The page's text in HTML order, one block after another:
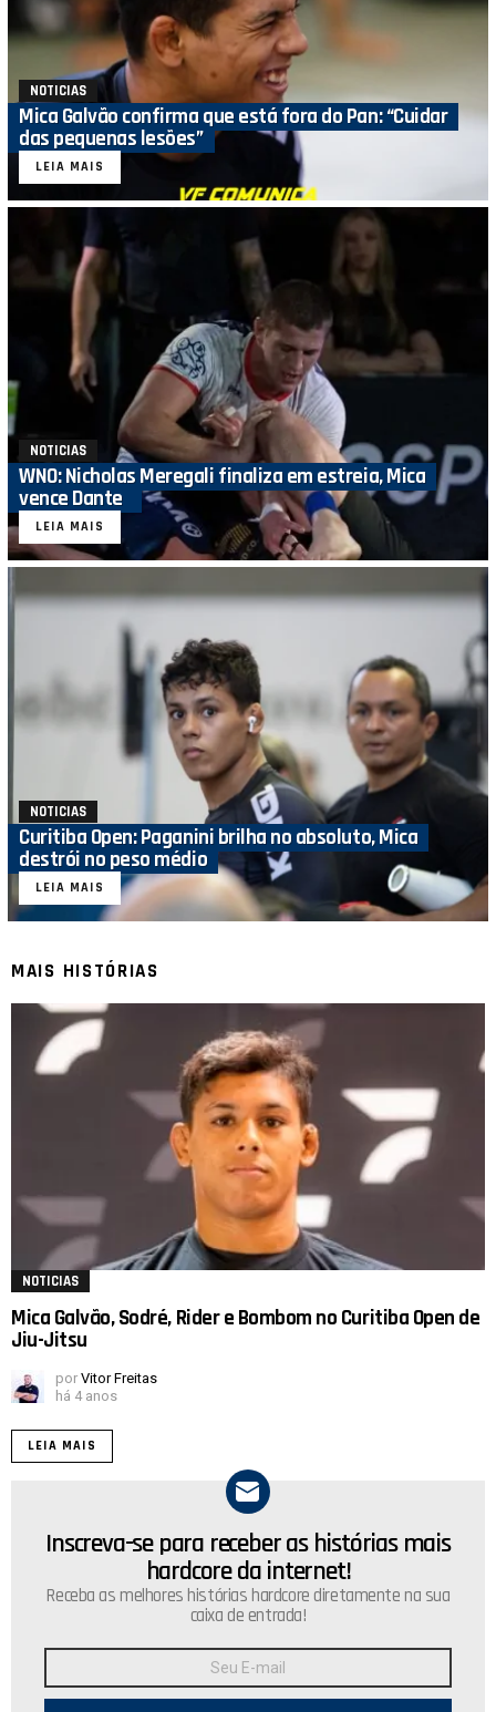
NOTICIAS
Mica Galvão confirma que está fora do Pan: “Cuidar
das pequenas lesões”
LEIA MAIS
NOTICIAS
WNO: Nicholas Meregali finaliza em estreia, Mica
vence Dante
LEIA MAIS
NOTICIAS
Curitiba Open: Paganini brilha no absoluto, Mica
destrói no peso médio
LEIA MAIS
MAIS HISTÓRIAS
NOTICIAS
Mica Galvão, Sodré, Rider e Bombom no Curitiba Open de
Jiu-Jitsu
por Vitor Freitas
há 4 anos
LEIA MAIS
NEWSLETTER
Inscreva-se para receber as histórias mais
hardcore da internet!
Receba as melhores histórias hardcore diretamente na sua
caixa de entrada!
E-